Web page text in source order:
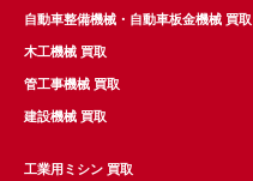
自動車整備機械・自動車板金機械 買取
木工機械 買取
管工事機械 買取
建設機械 買取
工業用ミシン 買取